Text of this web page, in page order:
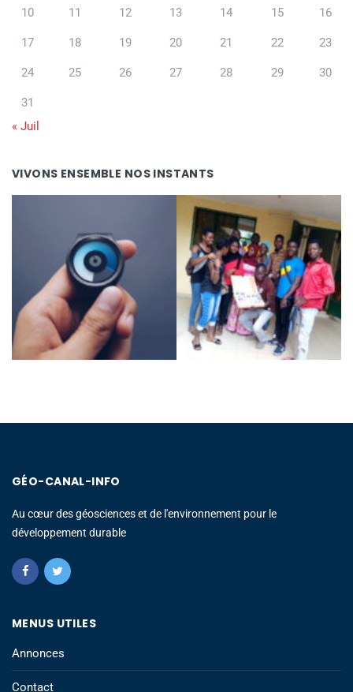
10 11 12 13 14 15 16
17 18 19 20 21 22 23
24 25 26 27 28 29 30
31
« Juil
VIVONS ENSEMBLE NOS INSTANTS
GÉO-CANAL-INFO
Au cœur des géosciences et de l'environnement pour le
développement durable
MENUS UTILES
Annonces
Contact